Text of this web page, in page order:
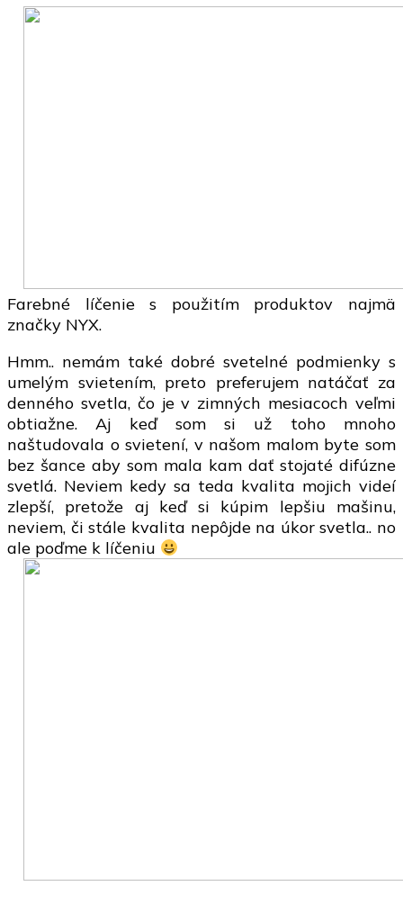
Farebné líčenie s použitím produktov najmä
značky NYX.
Hmm.. nemám také dobré svetelné podmienky s
umelým svietením, preto preferujem natáčať za
denného svetla, čo je v zimných mesiacoch veľmi
obtiažne. Aj keď som si už toho mnoho
naštudovala o svietení, v našom malom byte som
bez šance aby som mala kam dať stojaté difúzne
svetlá. Neviem kedy sa teda kvalita mojich videí
zlepší, pretože aj keď si kúpim lepšiu mašinu,
neviem, či stále kvalita nepôjde na úkor svetla.. no
ale poďme k líčeniu